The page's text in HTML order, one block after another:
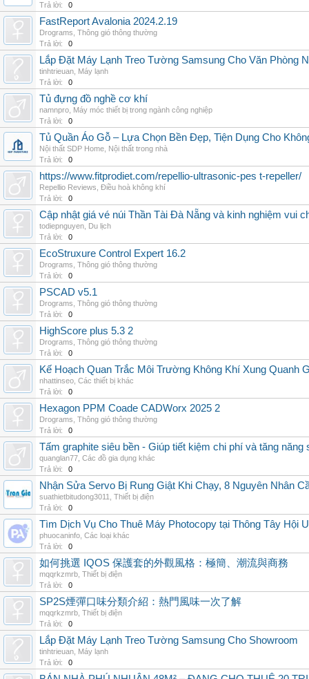
Trả lời:
0
FastReport Avalonia 2024.2.19
Drograms Thông gió thông thường
Trả lời:
0
Lắp Đặt Máy Lạnh Treo Tường Samsung Cho Văn Phòng
tinhtrieuan Máy lạnh
Trả lời:
0
Tủ đựng đồ nghề cơ khí
namnpro Máy móc thiết bị trong ngành công nghiệp
Trả lời:
0
Tủ Quần Áo Gỗ – Lựa Chọn Bền Đẹp, Tiện Dụng Cho
Nội thất SDP Home Nội thất trong nhà
Trả lời:
0
https://www.fitprodiet.com/repellio-ultrasonic-pes t-repeller/
Repellio Reviews Điều hoà không khí
Trả lời:
0
Cập nhật giá vé núi Thần Tài Đà Nẵng và kinh nghiệm vui
todiepnguyen Du lịch
Trả lời:
0
EcoStruxure Control Expert 16.2
Drograms Thông gió thông thường
Trả lời:
0
PSCAD v5.1
Drograms Thông gió thông thường
Trả lời:
0
HighScore plus 5.3 2
Drograms Thông gió thông thường
Trả lời:
0
Kế Hoạch Quan Trắc Môi Trường Không Khí Xung Quanh
nhattinseo Các thiết bị khác
Trả lời:
0
Hexagon PPM Coade CADWorx 2025 2
Drograms Thông gió thông thường
Trả lời:
0
Tấm graphite siêu bền - Giúp tiết kiệm chi phí và tăng năng
quanglan77 Các đồ gia dụng khác
Trả lời:
0
Nhận Sửa Servo Bị Rung Giật Khi Chạy, 8 Nguyên Nhân
suathietbitudong3011
Thiết bị điện
Trả lời:
0
Tìm Dịch Vụ Cho Thuê Máy Photocopy tại Thông Tây Hội
phuocaninfo Các loại khác
Trả lời:
0
如何挑選 IQOS 保護套的外觀風格：極簡、潮流與商務
mqqrkzmrb Thiết bị điện
Trả lời:
0
SP2S煙彈口味分類介紹：熱門風味一次了解
mqqrkzmrb Thiết bị điện
Trả lời:
0
Lắp Đặt Máy Lạnh Treo Tường Samsung Cho Showroom
tinhtrieuan Máy lạnh
Trả lời:
0